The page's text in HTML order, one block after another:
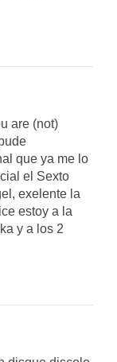
are (not)
que ya me lo
el Sexto
exelente la
estoy a la
y a los 2